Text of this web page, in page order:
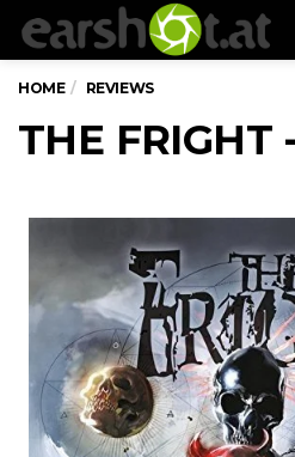
HOME REVIEWS
THE FRIGHT